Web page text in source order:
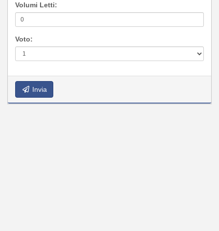
Volumi Letti:
Voto:
Invia